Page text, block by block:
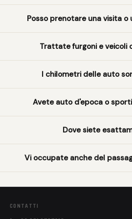
Posso prenotare una visita o
Trattate furgoni e veicoli
I chilometri delle auto
Avete auto d'epoca o
Dove siete
Vi occupate anche del
CONTATTI